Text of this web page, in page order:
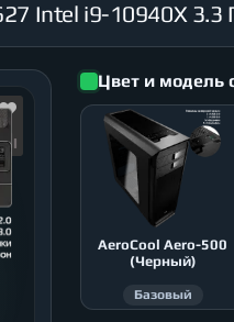
Цвет и модель
AeroСool Aero-500
(Черный)
Базовый